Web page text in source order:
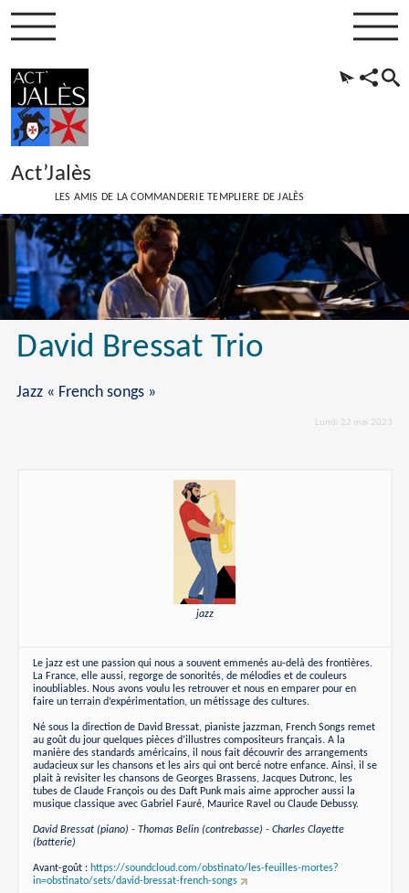
Act’Jalès
LES AMIS DE LA COMMANDERIE TEMPLIERE DE JALÈS
David Bressat Trio
Jazz « French songs »
Lundi 22 mai 2023
jazz
Le jazz est une passion qui nous a souvent emmenés au-delà des frontières.
La France, elle aussi, regorge de sonorités, de mélodies et de couleurs
inoubliables. Nous avons voulu les retrouver et nous en emparer pour en
faire un terrain d’expérimentation, un métissage des cultures.
Né sous la direction de David Bressat, pianiste jazzman, French Songs remet
au goût du jour quelques pièces d’illustres compositeurs français. A la
manière des standards américains, il nous fait découvrir des arrangements
audacieux sur les chansons et les airs qui ont bercé notre enfance. Ainsi, il se
plait à revisiter les chansons de Georges Brassens, Jacques Dutronc, les
tubes de Claude François ou des Daft Punk mais aime approcher aussi la
musique classique avec Gabriel Fauré, Maurice Ravel ou Claude Debussy.
David Bressat (piano) - Thomas Belin (contrebasse) - Charles Clayette
(batterie)
Avant-goût : https://soundcloud.com/obstinato/les-feuilles-mortes?
in=obstinato/sets/david-bressat-french-songs